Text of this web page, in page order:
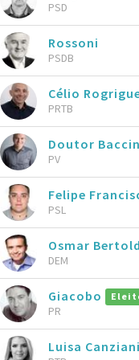
PSD
Rossoni
PSDB
Célio
PRTB
Doutor Baccin
PV
Felipe
PSL
Osmar
DEM
Giacobo
PR
Luisa Canziani